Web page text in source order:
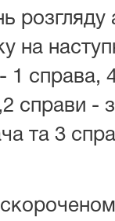
розгляду
на
- 1
справи -
та 3